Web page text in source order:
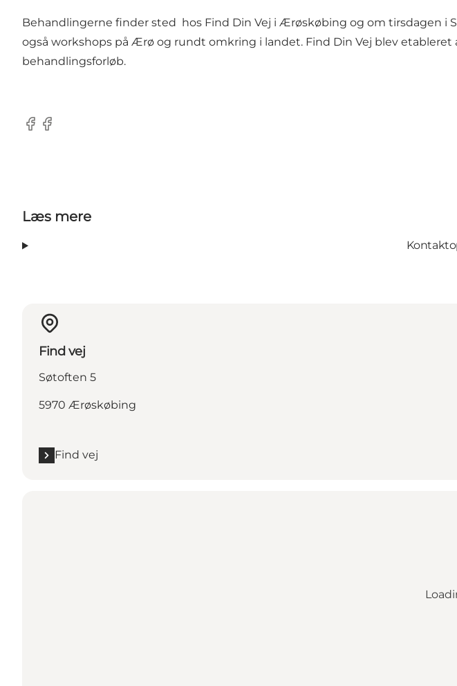
Behandlingerne finder sted hos Find Din Vej i Ærøskøbing og om tirsdagen i
også workshops på Ærø og rundt omkring i landet. Find Din Vej blev
behandlingsforløb.
Facebook
Facebook
Læs mere
Find vej
Søtoften 5
5970 Ærøskøbing
Find vej